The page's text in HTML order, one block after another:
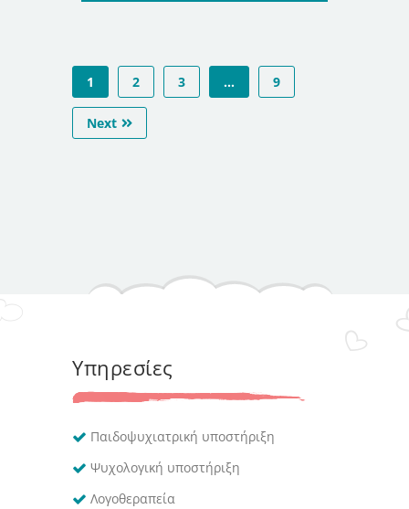
1 2 3 … 9
Next
Υπηρεσίες
Παιδοψυχιατρική υποστήριξη
Ψυχολογική υποστήριξη
Λογοθεραπεία